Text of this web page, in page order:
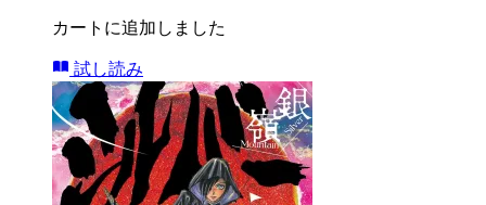
カートに追加しました
試し読み